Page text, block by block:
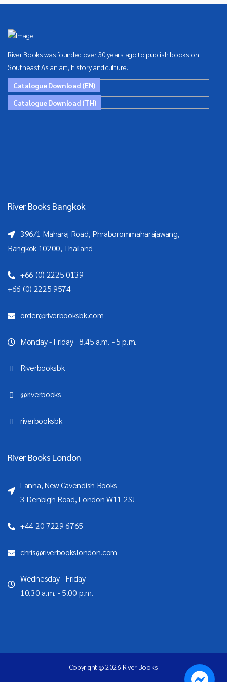
River Books was founded over 30 years ago to publish books on
Southeast Asian art, history and culture.
Catalogue Download (EN)
Catalogue Download (TH)
River Books Bangkok
396/1 Maharaj Road, Phraborommaharajawang,
Bangkok 10200, Thailand
+66 (0) 2225 0139
+66 (0) 2225 9574
order@riverbooksbk.com
Monday - Friday 8.45 a.m. - 5 p.m.
Riverbooksbk
@riverbooks
riverbooksbk
River Books London
Lanna, New Cavendish Books
3 Denbigh Road, London W11 2SJ
+44 20 7229 6765
chris@riverbookslondon.com
Wednesday - Friday
10.30 a.m. - 5.00 p.m.
Copyright @ 2026 River Books